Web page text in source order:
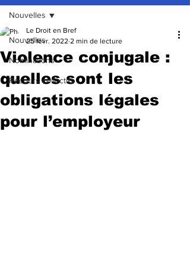
Nouvelles
Nominations
Recours collectifs
Nouvelles
Violence conjugale :
quelles sont les
obligations légales
pour l’employeur
Le Droit en Bref
25 févr. 2022 2 min de lecture